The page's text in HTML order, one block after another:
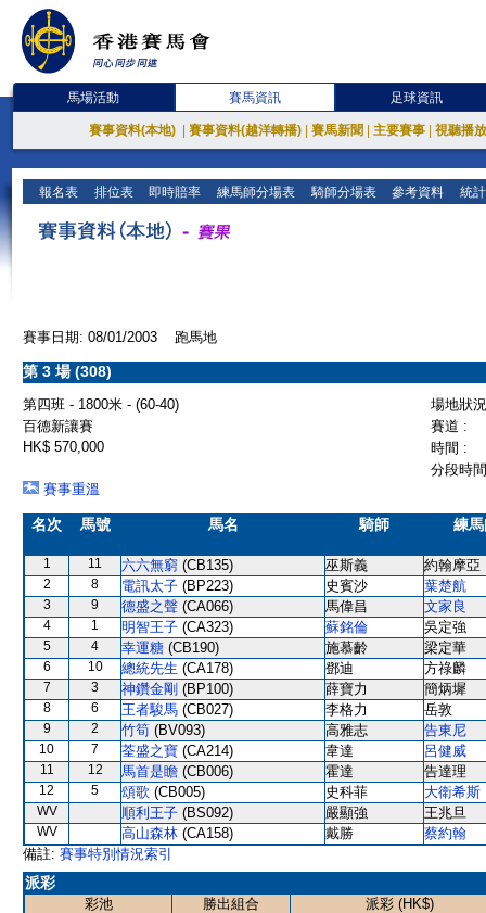
馬場活動 賽馬資訊 足球資訊
賽事資料(本地) 賽事資料(越洋轉播) 賽馬新聞 主要賽事 視聽播
報名表 排位表 即時賠率 練馬師分場表 騎師分場表 參考資料 統
賽事日期: 08/01/2003 跑馬地
第 3 場 (308)
第四班 - 1800米 - (60-40)
場地狀
百德新讓賽
賽道 :
HK$ 570,000
時間 :
分段時
賽事重溫
名次 馬號 馬名 騎師 練
1 11 六六無窮 (CB135) 巫斯義 約翰摩亞
2 8 電訊太子 (BP223) 史賓沙 葉楚航
3 9 德盛之聲 (CA066) 馬偉昌 文家良
4 1 明智王子 (CA323) 蘇銘倫 吳定強
5 4 幸運糖 (CB190) 施慕齡 梁定華
6 10 總統先生 (CA178) 鄧迪 方祿麟
7 3 神鑽金剛 (BP100) 薛寶力 簡炳墀
8 6 王者駿馬 (CB027) 李格力 岳敦
9 2 竹筍 (BV093) 高雅志 告東尼
10 7 荃盛之寶 (CA214) 韋達 呂健威
11 12 馬首是瞻 (CB006) 霍達 告達理
12 5 頌歌 (CB005) 史科菲 大衛希斯
WV 順利王子 (BS092) 嚴顯強 王兆旦
WV 高山森林 (CA158) 戴勝
蔡約翰
備註: 賽事特別情況索引
派彩
彩池 勝出組合
派彩 (HK$)